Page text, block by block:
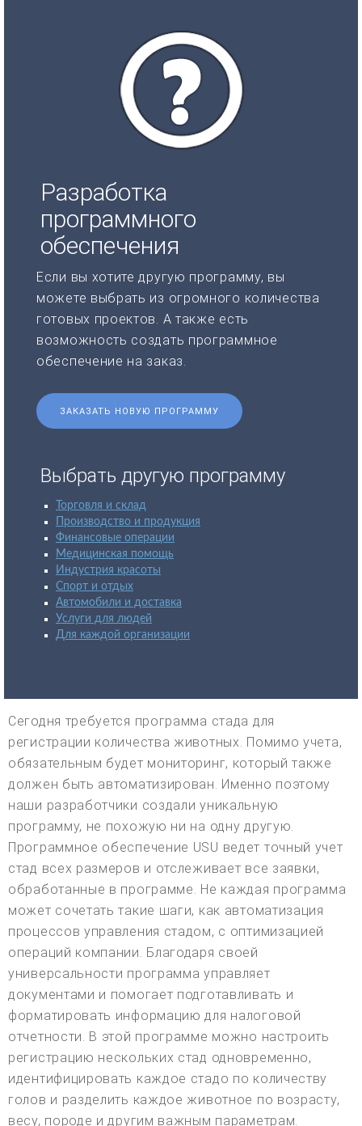
Разработка
программного
обеспечения
Если вы хотите другую программу, вы
можете выбрать из огромного количества
готовых проектов. А также есть
возможность создать программное
обеспечение на заказ.
ЗАКАЗАТЬ НОВУЮ ПРОГРАММУ
Выбрать другую программу
Торговля и склад
Производство и продукция
Финансовые операции
Медицинская помощь
Индустрия красоты
Спорт и отдых
Автомобили и доставка
Услуги для людей
Для каждой организации
Сегодня требуется программа стада для
регистрации количества животных. Помимо учета,
обязательным будет мониторинг, который также
должен быть автоматизирован. Именно поэтому
наши разработчики создали уникальную
программу, не похожую ни на одну другую.
Программное обеспечение USU ведет точный учет
стад всех размеров и отслеживает все заявки,
обработанные в программе. Не каждая программа
может сочетать такие шаги, как автоматизация
процессов управления стадом, с оптимизацией
операций компании. Благодаря своей
универсальности программа управляет
документами и помогает подготавливать и
форматировать информацию для налоговой
отчетности. В этой программе можно настроить
регистрацию нескольких стад одновременно,
идентифицировать каждое стадо по количеству
голов и разделить каждое животное по возрасту,
весу, породе и другим важным параметрам.